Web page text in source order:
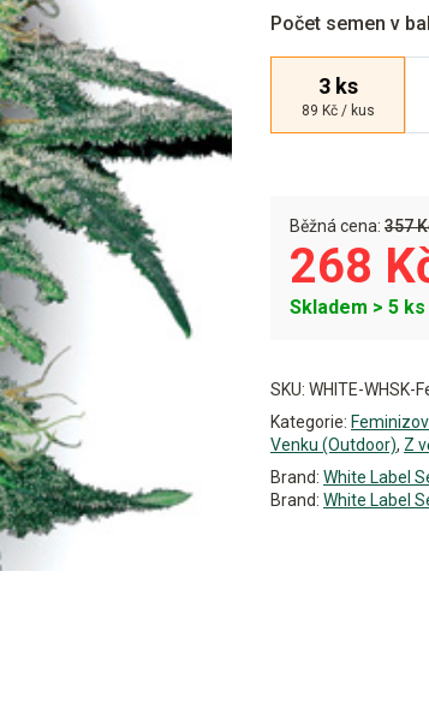
Počet semen v
3 ks
89 Kč / kus
Běžná cena: 357
268
Skladem > 5 ks
SKU: WHITE-WHSK-
Kategorie:
Venku (Outdoor), Z
Brand: White Label
Brand: White Label